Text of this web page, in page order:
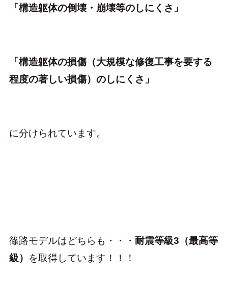
「構造躯体の倒壊・崩壊等のしにくさ」
「構造躯体の損傷（大規模な修復工事を要する
程度の著しい損傷）のしにくさ」
に分けられています。
篠路モデルはどちらも・・・ 耐震等級3（最高等
級） を取得しています！！！